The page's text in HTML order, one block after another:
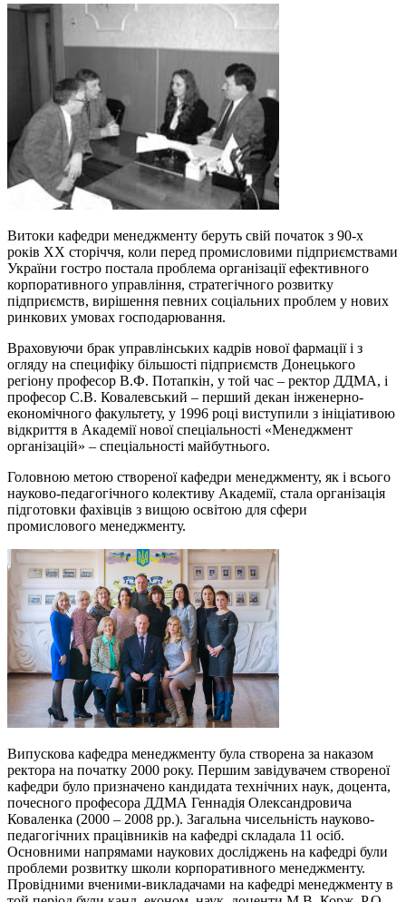
Витоки кафедри менеджменту беруть свій початок з 90-х
років XX сторіччя, коли перед промисловими підприємствами
України гостро постала проблема організації ефективного
корпоративного управління, стратегічного розвитку
підприємств, вирішення певних соціальних проблем у нових
ринкових умовах господарювання.
Враховуючи брак управлінських кадрів нової фармації і з
огляду на специфіку більшості підприємств Донецького
регіону професор В.Ф. Потапкін, у той час – ректор ДДМА, і
професор С.В. Ковалевський – перший декан інженерно-
економічного факультету, у 1996 році виступили з ініціативою
відкриття в Академії нової спеціальності «Менеджмент
організацій» – спеціальності майбутнього.
Головною метою створеної кафедри менеджменту, як і всього
науково-педагогічного колективу Академії, стала організація
підготовки фахівців з вищою освітою для сфери
промислового менеджменту.
Випускова кафедра менеджменту була створена за наказом
ректора на початку 2000 року. Першим завідувачем створеної
кафедри було призначено кандидата технічних наук, доцента,
почесного професора ДДМА Геннадія Олександровича
Коваленка (2000 – 2008 рр.). Загальна чисельність науково-
педагогічних працівників на кафедрі складала 11 осіб.
Основними напрямами наукових досліджень на кафедрі були
проблеми розвитку школи корпоративного менеджменту.
Провідними вченими-викладачами на кафедрі менеджменту в